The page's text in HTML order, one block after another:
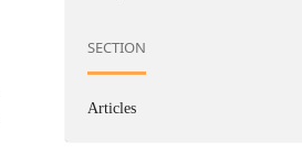
SECTION
Articles